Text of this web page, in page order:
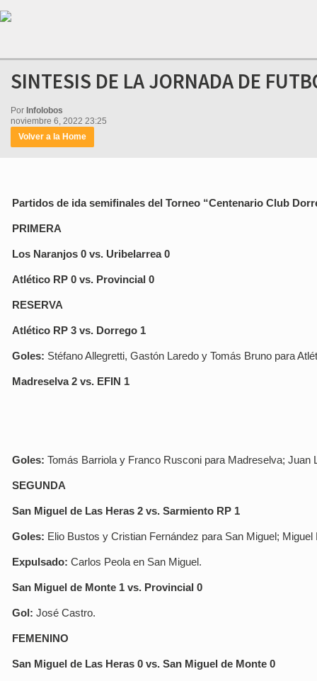
SINTESIS DE LA JORNADA DE
Por Infolobos
noviembre 6, 2022 23:25
Volver a la Home
Partidos de ida semifinales del Torneo “Centenario Club
PRIMERA
Los Naranjos 0 vs. Uribelarrea 0
Atlético RP 0 vs. Provincial 0
RESERVA
Atlético RP 3 vs. Dorrego 1
Goles: Stéfano Allegretti, Gastón Laredo y Tomás Bruno para
Madreselva 2 vs. EFIN 1
Goles: Tomás Barriola y Franco Rusconi para Madreselva; Juan
SEGUNDA
San Miguel de Las Heras 2 vs. Sarmiento RP 1
Goles: Elio Bustos y Cristian Fernández para San Miguel; Miguel
Expulsado: Carlos Peola en San Miguel.
San Miguel de Monte 1 vs. Provincial 0
Gol: José Castro.
FEMENINO
San Miguel de Las Heras 0 vs. San Miguel de Monte 0